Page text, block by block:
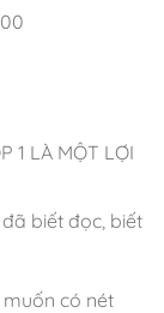
1 LÀ MỘT LỢI
biết đọc, biết
có nét